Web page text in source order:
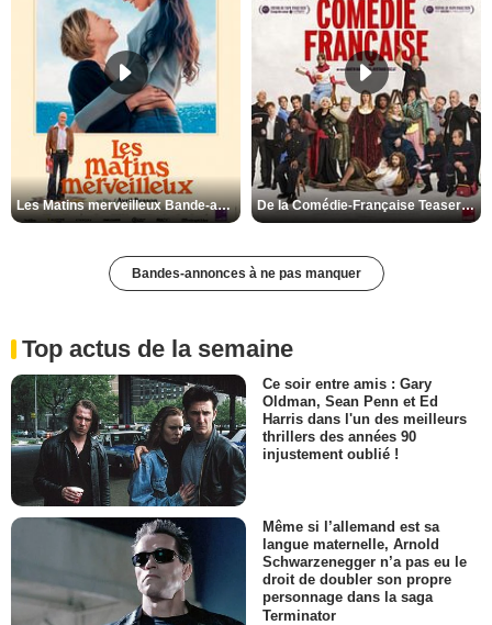
Les Matins merveilleux Bande-annonce VF De la Comédie-Française Teaser VF
Bandes-annonces à ne pas manquer
Top actus de la semaine
Ce soir entre amis : Gary
Oldman, Sean Penn et Ed
Harris dans l'un des meilleurs
thrillers des années 90
injustement oublié !
Même si l’allemand est sa
langue maternelle, Arnold
Schwarzenegger n’a pas eu le
droit de doubler son propre
personnage dans la saga
Terminator